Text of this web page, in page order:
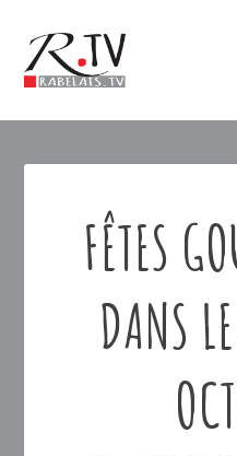
FÊTES
DANS